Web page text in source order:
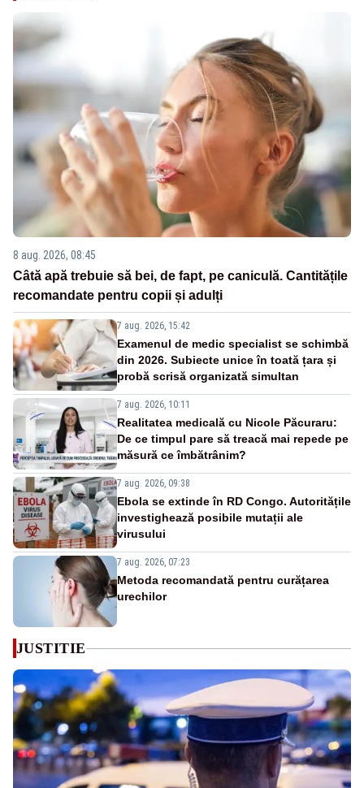
8 aug. 2026, 08:45
Câtă apă trebuie să bei, de fapt, pe caniculă. Cantitățile
recomandate pentru copii și adulți
7 aug. 2026, 15:42
Examenul de medic specialist se schimbă
din 2026. Subiecte unice în toată țara și
probă scrisă organizată simultan
7 aug. 2026, 10:11
Realitatea medicală cu Nicole Păcuraru:
De ce timpul pare să treacă mai repede pe
măsură ce îmbătrânim?
7 aug. 2026, 09:38
Ebola se extinde în RD Congo. Autoritățile
investighează posibile mutații ale
virusului
7 aug. 2026, 07:23
Metoda recomandată pentru curățarea
urechilor
JUSTITIE